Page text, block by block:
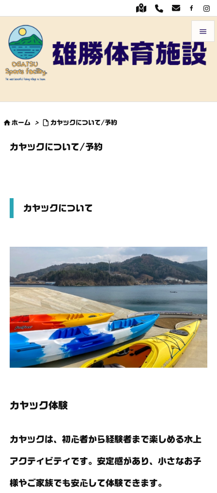


メニュ

ホーム >  カヤックについて/予約
カヤックについて/予約
カヤックについて
カヤック体験
カヤックは、初心者から経験者まで楽しめる水上
アクティビティです。安定感があり、小さなお子
様やご家族でも安心して体験できます。